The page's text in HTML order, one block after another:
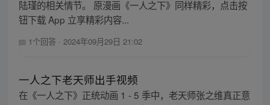
陆瑾的相关情节。 原漫画《一人之下》同样精彩，点击按
钮下载 App 立享精彩内容...
1个回答 · 2024年09月29日 21:02
一人之下老天师出手视频
在《一人之下》正统动画 1 - 5 季中，老天师张之维真正意